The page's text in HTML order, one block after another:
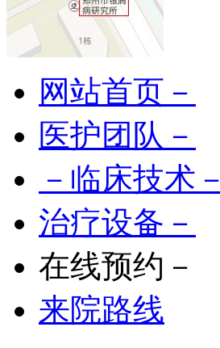
网站首页－
医护团队－
－临床技术－
治疗设备－
在线预约－
来院路线